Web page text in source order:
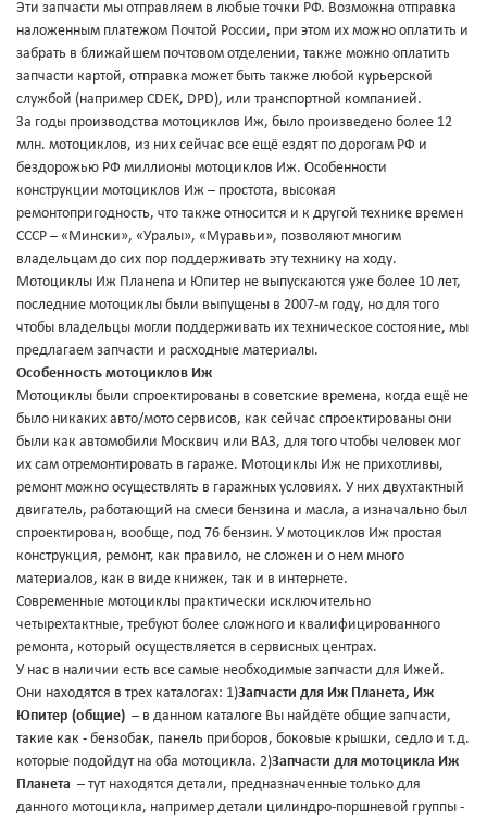
Эти запчасти мы отправляем в любые точки РФ. Возможна отправка
наложенным платежом Почтой России, при этом их можно оплатить и
забрать в ближайшем почтовом отделении, также можно оплатить
запчасти картой, отправка может быть также любой курьерской
службой (например CDEK, DPD), или транспортной компанией.
За годы производства мотоциклов Иж, было произведено более 12
млн. мотоциклов, из них сейчас все ещё ездят по дорогам РФ и
бездорожью РФ миллионы мотоциклов Иж. Особенности
конструкции мотоциклов Иж – простота, высокая
ремонтопригодность, что также относится и к другой технике времен
СССР – «Мински», «Уралы», «Муравьи», позволяют многим
владельцам до сих пор поддерживать эту технику на ходу.
Мотоциклы Иж Планеnа и Юпитер не выпускаются уже более 10 лет,
последние мотоциклы были выпущены в 2007-м году, но для того
чтобы владельцы могли поддерживать их техническое состояние, мы
предлагаем запчасти и расходные материалы.
Особенность мотоциклов Иж
Мотоциклы были спроектированы в советские времена, когда ещё не
было никаких авто/мото сервисов, как сейчас спроектированы они
были как автомобили Москвич или ВАЗ, для того чтобы человек мог
их сам отремонтировать в гараже. Мотоциклы Иж не прихотливы,
ремонт можно осуществлять в гаражных условиях. У них двухтактный
двигатель, работающий на смеси бензина и масла, а изначально был
спроектирован, вообще, под 76 бензин. У мотоциклов Иж простая
конструкция, ремонт, как правило, не сложен и о нем много
материалов, как в виде книжек, так и в интернете.
Современные мотоциклы практически исключительно
четырехтактные, требуют более сложного и квалифицированного
ремонта, который осуществляется в сервисных центрах.
У нас в наличии есть все самые необходимые запчасти для Ижей.
Они находятся в трех каталогах: 1)Запчасти для Иж Планета, Иж
Юпитер (общие) – в данном каталоге Вы найдёте общие запчасти,
такие как - бензобак, панель приборов, боковые крышки, седло и т.д.
которые подойдут на оба мотоцикла. 2)Запчасти для мотоцикла Иж
Планета – тут находятся детали, предназначенные только для
данного мотоцикла, например детали цилиндро-поршневой группы -